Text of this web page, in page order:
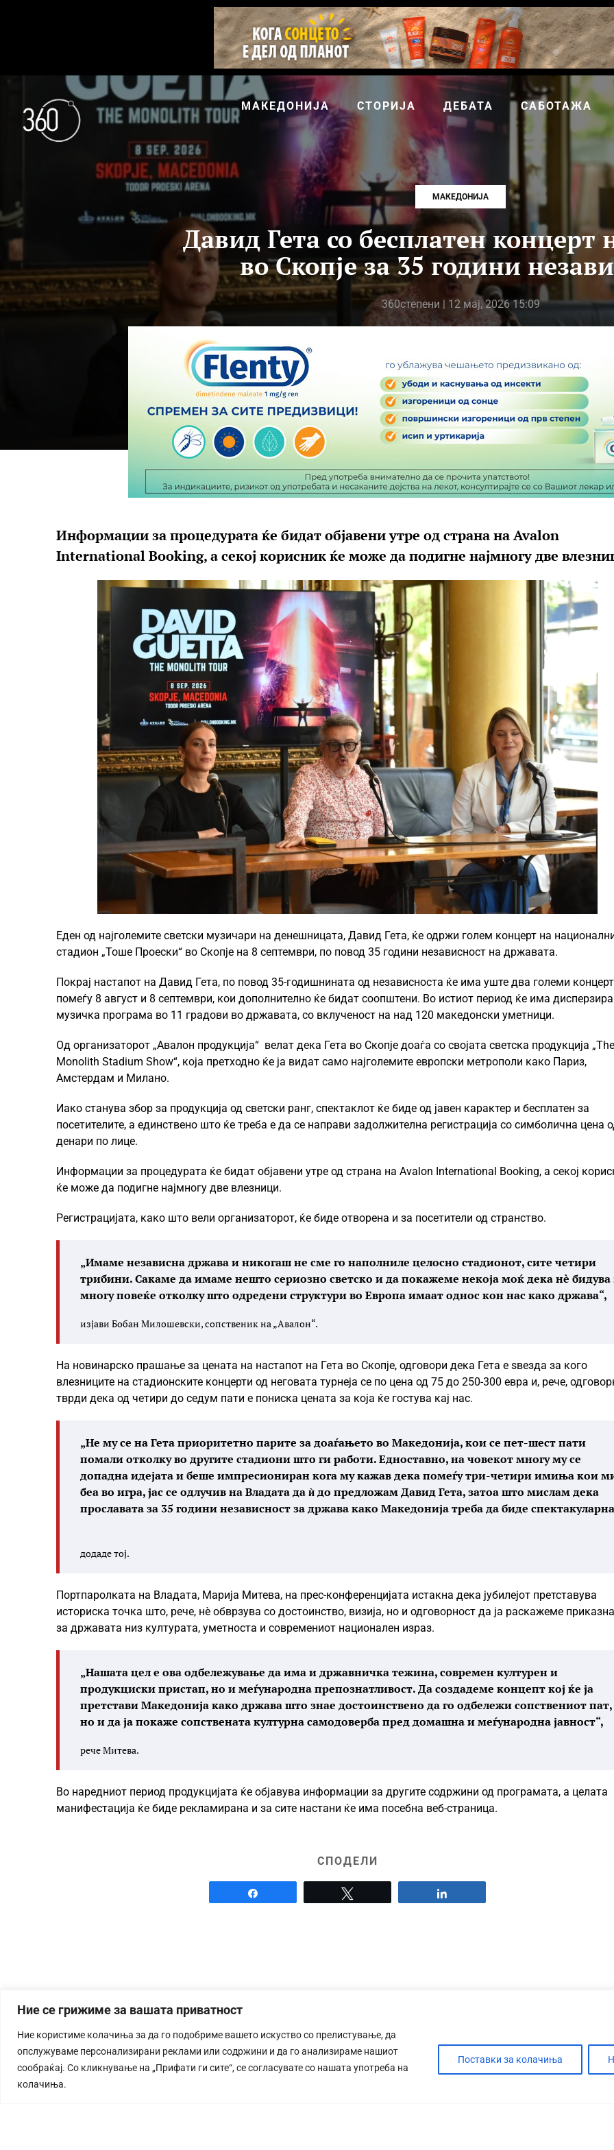
Ние се грижиме за вашата приватност
Ние користиме колачиња за да го подобриме вашето искуство со прелистување, да
опслужуваме персонализирани реклами или содржини и да го анализираме нашиот
сообраќај. Со кликнување на „Прифати ги сите“, се согласувате со нашата употреба на
колачиња.
Поставки за колачиња
МАКЕДОНИЈА СТОРИЈА ДЕБАТА САБОТАЖА
МАКЕДОНИЈА
Давид Гета со бесплатен концерт
во Скопје за 35 години
360степени | 12 мај, 2026 15:09
Информации за процедурата ќе бидат објавени утре од страна на Avalon
International Booking, а секој корисник ќе може да подигне најмногу две
Еден од најголемите светски музичари на денешницата, Давид Гета, ќе одржи голем концерт на
стадион „Тоше Проески“ во Скопје на 8 септември, по повод 35 години независност на државата.
Покрај настапот на Давид Гета, по повод 35-годишнината од независноста ќе има уште два големи
помеѓу 8 август и 8 септември, кои дополнително ќе бидат соопштени. Во истиот период ќе има
музичка програма во 11 градови во државата, со вклученост на над 120 македонски уметници.
Од организаторот „Авалон продукција“ велат дека Гета во Скопје доаѓа со својата светска продукција „The
Monolith Stadium Show“, која претходно ќе ја видат само најголемите европски метрополи како Париз,
Амстердам и Милано.
Иако станува збор за продукција од светски ранг, спектаклот ќе биде од јавен карактер и бесплатен за
посетителите, а единствено што ќе треба е да се направи задолжителна регистрација со симболична цена
денари по лице.
Информации за процедурата ќе бидат објавени утре од страна на Avalon International Booking, а секој
ќе може да подигне најмногу две влезници.
Регистрацијата, како што вели организаторот, ќе биде отворена и за посетители од странство.
„Имаме независна држава и никогаш не сме го наполниле целосно стадионот, сите четири
трибини. Сакаме да имаме нешто сериозно светско и да покажеме некоја моќ дека нè бидува
многу повеќе отколку што одредени структури во Европа имаат однос кон нас како држава“,
изјави Бобан Милошевски, сопственик на „Авалон“.
На новинарско прашање за цената на настапот на Гета во Скопје, одговори дека Гета е ѕвезда за кого
влезниците на стадионските концерти од неговата турнеја се по цена од 75 до 250-300 евра и, рече,
тврди дека од четири до седум пати е пониска цената за која ќе гостува кај нас.
„Не му се на Гета приоритетно парите за доаѓањето во Македонија, кои се пет-шест пати
помали отколку во другите стадиони што ги работи. Едноставно, на човекот многу му се
допадна идејата и беше импресиониран кога му кажав дека помеѓу три-четири имиња кои
беа во игра, јас се одлучив на Владата да ѝ до предложам Давид Гета, затоа што мислам дека
прославата за 35 години независност за држава како Македонија треба да биде
додаде тој.
Портпаролката на Владата, Марија Митева, на прес-конференцијата истакна дека јубилејот претставува
историска точка што, рече, нè обврзува со достоинство, визија, но и одговорност да ја раскажеме
за државата низ културата, уметноста и современиот национален израз.
„Нашата цел е ова одбележување да има и државничка тежина, современ културен и
продукциски пристап, но и меѓународна препознатливост. Да создадеме концепт кој ќе ја
претстави Македонија како држава што знае достоинствено да го одбележи сопствениот пат,
но и да ја покаже сопствената културна самодоверба пред домашна и меѓународна јавност“,
рече Митева.
Во наредниот период продукцијата ќе објавува информации за другите содржини од програмата, а целата
манифестација ќе биде рекламирана и за сите настани ќе има посебна веб-страница.
СПОДЕЛИ